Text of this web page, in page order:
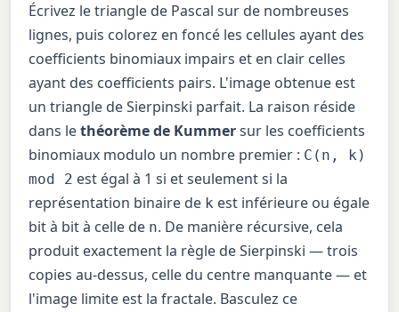
Écrivez le triangle de Pascal sur de nombreuses
lignes, puis colorez en foncé les cellules ayant des
coefficients binomiaux impairs et en clair celles
ayant des coefficients pairs. L'image obtenue est
un triangle de Sierpinski parfait. La raison réside
dans lethéorème de Kummersur les coefficients
binomiaux modulo un nombre premier : C(n, k)
mod 2 est égal à 1 si et seulement si la
représentation binaire de k est inférieure ou égale
bit à bit à celle de n. De manière récursive, cela
produit exactement la règle de Sierpinski — trois
copies au-dessus, celle du centre manquante — et
l'image limite est la fractale. Basculez ce